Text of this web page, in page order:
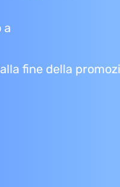
a
fine della